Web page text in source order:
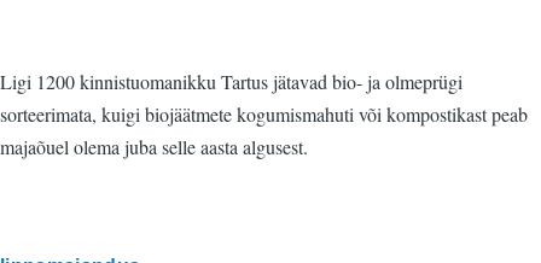
Ligi 1200 kinnistuomanikku Tartus jätavad bio- ja olmeprügi
sorteerimata, kuigi biojäätmete kogumismahuti või kompostikast peab
majaõuel olema juba selle aasta algusest.